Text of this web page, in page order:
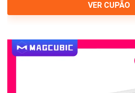
VER CUPÃO